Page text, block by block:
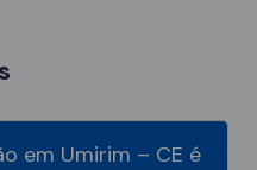
em Umirim – CE é